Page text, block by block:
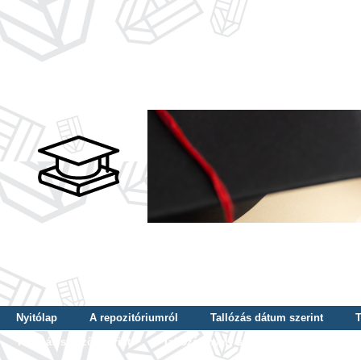
Nyitólap A repozitóriumról Tallózás dátum szerint
Tallózás szerző szerint
Tallózás nyelv szerint